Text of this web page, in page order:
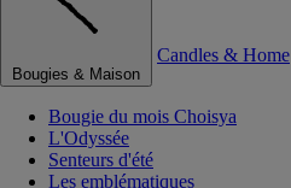
Bougies & Maison
Candles & Home
Bougie du mois Choisya
L'Odyssée
Senteurs d'été
Les emblématiques